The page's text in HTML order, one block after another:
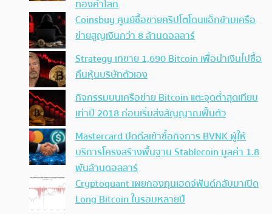
ทองคำโลก
Coinsbuy ศูนย์ซื้อขายคริปโตโดนแฮ็กข้ามเครือ
ข่ายสูญเงินกว่า 8 ล้านดอลลาร์
Strategy เทขาย 1,690 Bitcoin เพื่อนำเงินไปซื้อ
คืนหุ้นบริษัทตัวเอง
กิจกรรมบนเครือข่าย Bitcoin แตะจุดต่ำสุดเทียบ
เท่าปี 2018 ก่อนเริ่มส่งสัญญาณฟื้นตัว
Mastercard ปิดดีลเข้าซื้อกิจการ BVNK ผู้ให้
บริการโครงสร้างพื้นฐาน Stablecoin มูลค่า 1.8
พันล้านดอลลาร์
Cryptoquant เผยกองทุนเฮดจ์ฟันด์กลับมาเปิด
Long Bitcoin ในรอบหลายปี